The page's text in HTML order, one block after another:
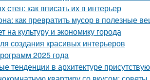
стен: как вписать их в интерьер
как превратить мусор в полезные
на культуру и экономику города
создания красивых интерьеров
2025 года
тенденции в архитектуре